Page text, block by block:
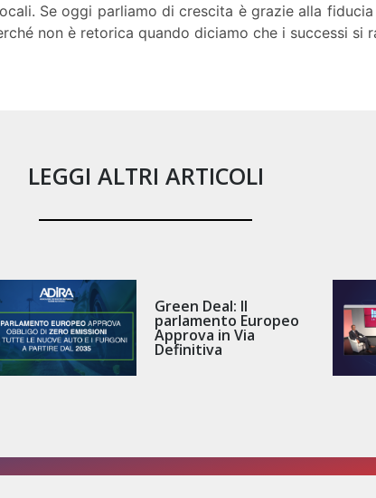
Se oggi parliamo di crescita è grazie alla
non è retorica quando diciamo che i successi si
LEGGI ALTRI ARTICOLI
Green Deal: Il
parlamento Europeo
Approva in Via
Definitiva